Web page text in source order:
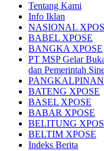
Tentang Kami
Info Iklan
NASIONAL
BABEL XPOSE
BANGKA XPOSE
PT MSP Gelar
dan Pemerintah
BATENG XPOSE
BASEL XPOSE
BABAR XPOSE
BELITUNG
BELTIM XPOSE
Indeks Berita